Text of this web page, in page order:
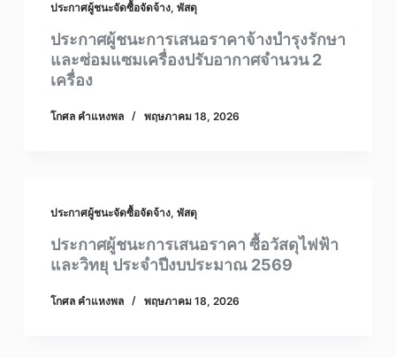
ประกาศผู้ชนะจัดซื้อจัดจ้าง, พัสดุ
ประกาศผู้ชนะการเสนอราคาจ้างบำรุงรักษา
และซ่อมแซมเครื่องปรับอากาศจำนวน 2
เครื่อง
โกศล คําแหงพล พฤษภาคม 18, 2026
ประกาศผู้ชนะจัดซื้อจัดจ้าง, พัสดุ
ประกาศผู้ชนะการเสนอราคา ซื้อวัสดุไฟฟ้า
และวิทยุ ประจำปีงบประมาณ 2569
โกศล คําแหงพล พฤษภาคม 18, 2026